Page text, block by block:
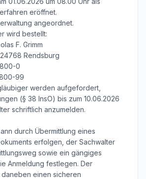
eröffnet.
angeordnet.
wird bestellt:
F. Grimm
Rendsburg
0
99
werden aufgefordert,
(§ 38 InsO) bis zum 10.06.2026
schriftlich anzumelden.
durch Übermittlung eines
erfolgen, der Sachwalter
sowie ein gängiges
Anmeldung festlegen. Der
daneben einen sicheren